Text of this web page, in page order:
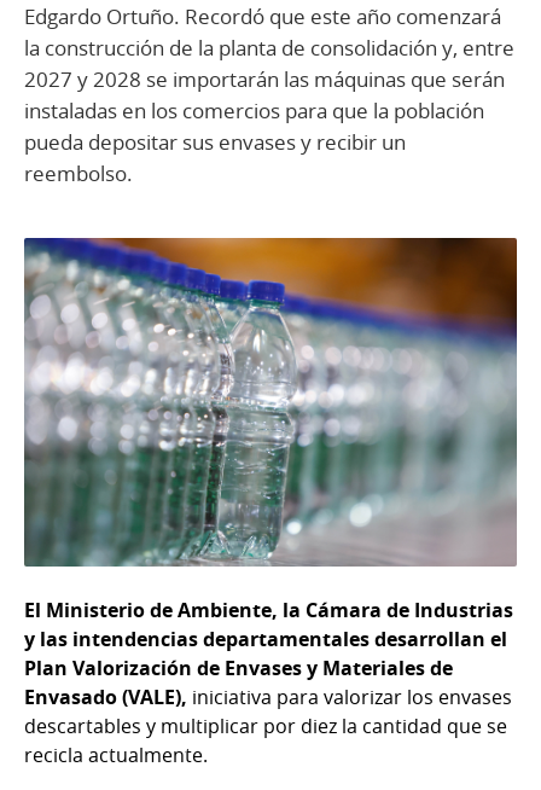
Edgardo Ortuño. Recordó que este año comenzará
la construcción de la planta de consolidación y, entre
2027 y 2028 se importarán las máquinas que serán
instaladas en los comercios para que la población
pueda depositar sus envases y recibir un
reembolso.
El Ministerio de Ambiente, la Cámara de Industrias
y las intendencias departamentales desarrollan el
Plan Valorización de Envases y Materiales de
Envasado (VALE), iniciativa para valorizar los envases
descartables y multiplicar por diez la cantidad que se
recicla actualmente.